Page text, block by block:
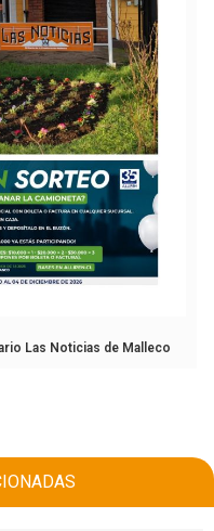
Las Noticias de Malleco